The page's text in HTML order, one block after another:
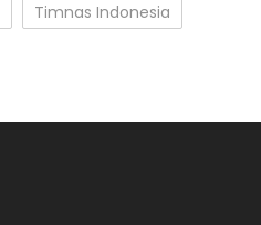
Timnas Indonesia